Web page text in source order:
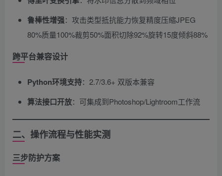
鲁棒性增强​：攻击类型抵抗能力恢复精度压缩JPEG
80%质量100%裁剪50%面积切除92%旋转15度倾斜88%
跨平台兼容设计
Python环境支持​：2.7/3.6+ 双版本兼容
算法接口开放​：可集成到Photoshop/Lightroom工作流
二、操作流程与性能实测
三步防护方案